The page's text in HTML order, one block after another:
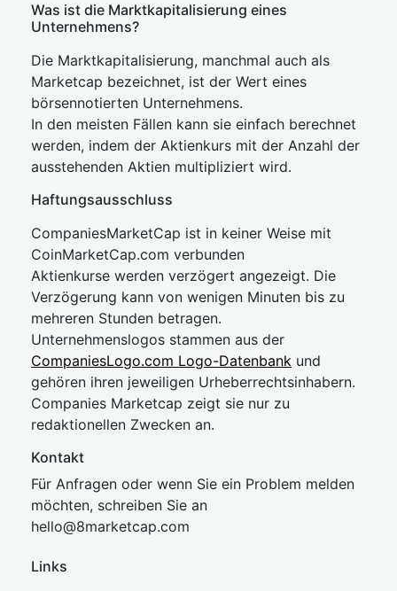
Was ist die Marktkapitalisierung eines
Unternehmens?
Die Marktkapitalisierung, manchmal auch als
Marketcap bezeichnet, ist der Wert eines
börsennotierten Unternehmens.
In den meisten Fällen kann sie einfach berechnet
werden, indem der Aktienkurs mit der Anzahl der
ausstehenden Aktien multipliziert wird.
Haftungsausschluss
CompaniesMarketCap ist in keiner Weise mit
CoinMarketCap.com verbunden
Aktienkurse werden verzögert angezeigt. Die
Verzögerung kann von wenigen Minuten bis zu
mehreren Stunden betragen.
Unternehmenslogos stammen aus der
CompaniesLogo.com Logo-Datenbank und
gehören ihren jeweiligen Urheberrechtsinhabern.
Companies Marketcap zeigt sie nur zu
redaktionellen Zwecken an.
Kontakt
Für Anfragen oder wenn Sie ein Problem melden
möchten, schreiben Sie an
hello@8marketcap.com
Links